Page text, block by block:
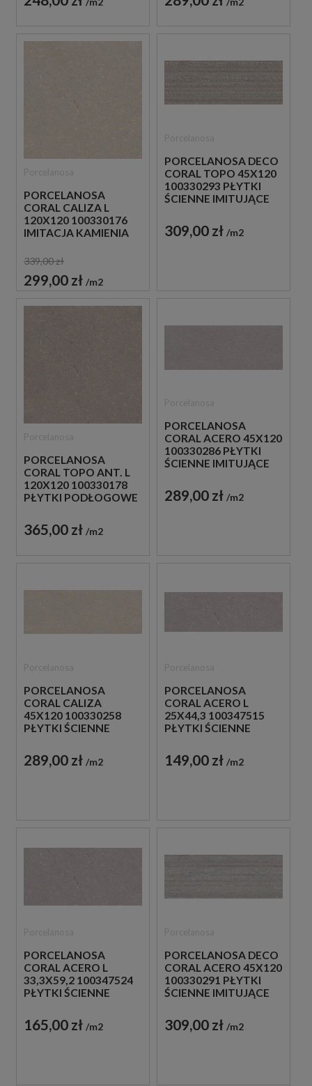
PORCELANOSA
CORAL CALIZA L
120X120 100330176
IMITACJA KAMIENIA
339,00 zł
299,00 zł m2
PORCELANOSA DECO
CORAL TOPO 45X120
100330293 PŁYTKI
ŚCIENNE IMITUJĄCE
309,00 zł m2
PORCELANOSA
CORAL TOPO ANT. L
120X120 100330178
PŁYTKI PODŁOGOWE
365,00 zł m2
PORCELANOSA
CORAL ACERO 45X120
100330286 PŁYTKI
ŚCIENNE IMITUJĄCE
289,00 zł m2
PORCELANOSA
CORAL CALIZA
45X120 100330258
PŁYTKI ŚCIENNE
289,00 zł m2
PORCELANOSA
CORAL ACERO L
25X44,3 100347515
PŁYTKI ŚCIENNE
149,00 zł m2
PORCELANOSA
CORAL ACERO L
33,3X59,2 100347524
PŁYTKI ŚCIENNE
165,00 zł m2
PORCELANOSA DECO
CORAL ACERO 45X120
100330291 PŁYTKI
ŚCIENNE IMITUJĄCE
309,00 zł m2